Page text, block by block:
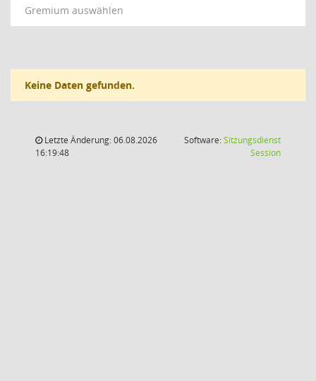
Gremium auswählen
Keine Daten gefunden.
Letzte Änderung: 06.08.2026
16:19:48
Software:Sitzungsdienst
Session(Wird in